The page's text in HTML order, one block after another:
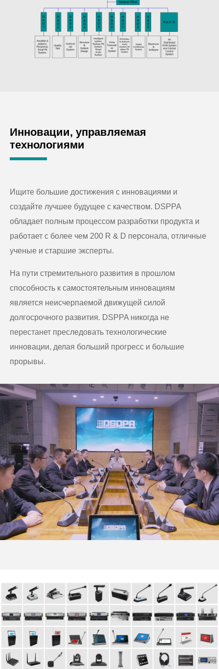
Инновации, управляемая
технологиями
Ищите большие достижения с инновациями и
создайте лучшее будущее с качеством. DSPPA
обладает полным процессом разработки продукта и
работает с более чем 200 R & D персонала, отличные
ученые и старшие эксперты.
На пути стремительного развития в прошлом
способность к самостоятельным инновациям
является неисчерпаемой движущей силой
долгосрочного развития. DSPPA никогда не
перестанет преследовать технологические
инновации, делая больший прогресс и большие
прорывы.